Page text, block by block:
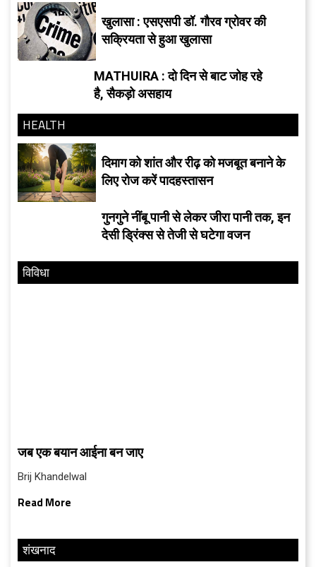
खुलासा : एसएसपी डॉ. गौरव ग्रोवर की
सक्रियता से हुआ खुलासा
MATHUIRA : दो दिन से बाट जोह रहे
है, सैकड़ो असहाय
HEALTH
दिमाग को शांत और रीढ़ को मजबूत बनाने के
लिए रोज करें पादहस्तासन
गुनगुने नींबू पानी से लेकर जीरा पानी तक, इन
देसी ड्रिंक्स से तेजी से घटेगा वजन
विविधा
जब एक बयान आईना बन जाए
Brij Khandelwal
Read More
शंखनाद